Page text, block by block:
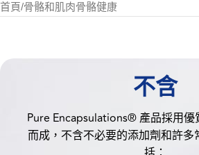
首頁/骨骼和肌肉骨骼健康
不含
Pure Encapsulations® 產品採用
而成，不含不必要的添加劑和許多